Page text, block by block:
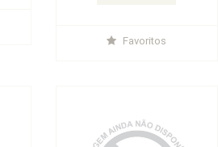
Favoritos